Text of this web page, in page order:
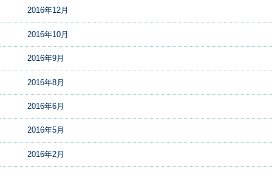
2016年12月
2016年10月
2016年9月
2016年8月
2016年6月
2016年5月
2016年2月